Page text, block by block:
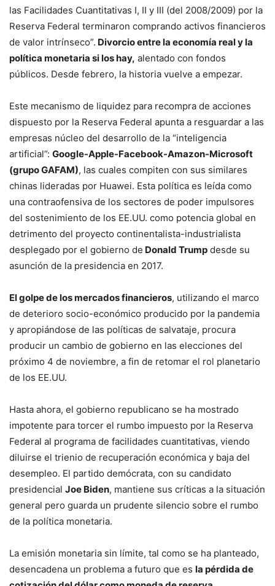
las Facilidades Cuantitativas I, II y III (del 2008/2009) por la
Reserva Federal terminaron comprando activos financieros
de valor intrínseco”. Divorcio entre la economía real y la
política monetaria si los hay, alentado con fondos
públicos. Desde febrero, la historia vuelve a empezar.
Este mecanismo de liquidez para recompra de acciones
dispuesto por la Reserva Federal apunta a resguardar a las
empresas núcleo del desarrollo de la “inteligencia
artificial”: Google-Apple-Facebook-Amazon-Microsoft
(grupo GAFAM), las cuales compiten con sus similares
chinas lideradas por Huawei. Esta política es leída como
una contraofensiva de los sectores de poder impulsores
del sostenimiento de los EE.UU. como potencia global en
detrimento del proyecto continentalista-industrialista
desplegado por el gobierno de Donald Trump desde su
asunción de la presidencia en 2017.
El golpe de los mercados financieros, utilizando el marco
de deterioro socio-económico producido por la pandemia
y apropiándose de las políticas de salvataje, procura
producir un cambio de gobierno en las elecciones del
próximo 4 de noviembre, a fin de retomar el rol planetario
de los EE.UU.
Hasta ahora, el gobierno republicano se ha mostrado
impotente para torcer el rumbo impuesto por la Reserva
Federal al programa de facilidades cuantitativas, viendo
diluirse el trienio de recuperación económica y baja del
desempleo. El partido demócrata, con su candidato
presidencial Joe Biden, mantiene sus críticas a la situación
general pero guarda un prudente silencio sobre el rumbo
de la política monetaria.
La emisión monetaria sin límite, tal como se ha planteado,
desencadena un problema a futuro que es la pérdida de